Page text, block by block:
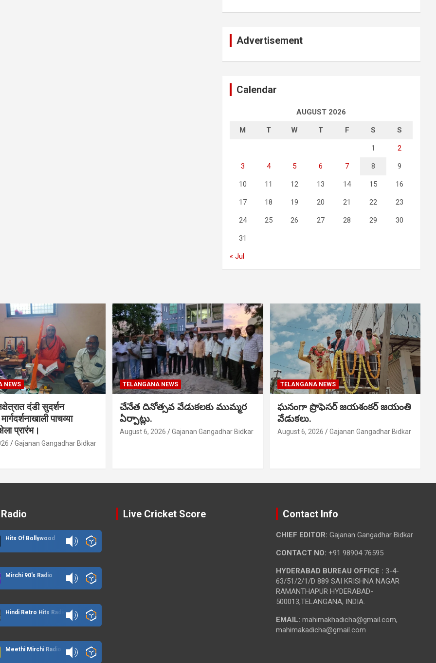
Advertisement
Calendar
AUGUST 2026
M T W T F S S
1 2
3 4 5 6 7 8 9
10 11 12 13 14 15 16
17 18 19 20 21 22 23
24 25 26 27 28 29 30
31
« Jul
NEWS
दंडी सुदर्शन
पाचव्या
प्रारंभ।
Gajanan Gangadhar Bidkar
TELANGANA NEWS
చేనేత దినోత్సవ వేడుకలకు ముమ్మర
ఏర్పాట్లు.
August 6, 2026 Gajanan Gangadhar Bidkar
TELANGANA NEWS
ఘనంగా ప్రొఫెసర్ జయశంకర్ జయంతి
వేడుకలు.
August 6, 2026 Gajanan Gangadhar Bidkar
Hits Of Bollywood
Mirchi 90's Radio
Hindi Retro Hits Radio
Meethi Mirchi Radio
Live Cricket Score Contact Info
CHIEF EDITOR: Gajanan Gangadhar Bidkar
CONTACT NO: +91 98904 76595
HYDERABAD BUREAU OFFICE : 3-4-
63/51/2/1/D 889 SAI KRISHNA NAGAR
RAMANTHAPUR HYDERABAD-
500013,TELANGANA, INDIA.
EMAIL: mahimakhadicha@gmail.com,
mahimakadicha@gmail.com